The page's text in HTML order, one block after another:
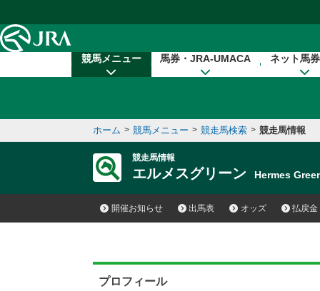
競馬メニュー 馬券・JRA-UMACA ネット馬
ホーム > 競馬メニュー > 競走馬検索 > 競走馬情報
競走馬情報
エルメスグリーン Hermes
開催お知らせ 出馬表 オッズ 払戻金
プロフィール